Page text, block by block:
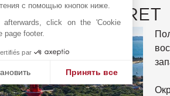
CAP FERRET
с помощью кнопок ниже.
click on the 'Cookie
page footer.
par
Принять все
настройте свои параметры